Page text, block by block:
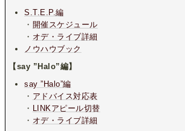
S.T.E.P.編
・ 開催スケジュール
・ オデ・ライブ詳細
ノウハウブック
【say ”Halo”編】
say ”Halo”編
・ アドバイス対応表
・ LINKアピール切替
・ オデ・ライブ詳細